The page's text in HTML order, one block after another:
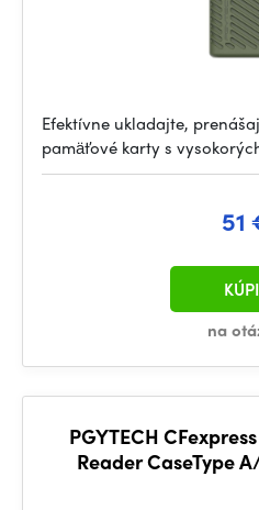
Efektívne ukladajte,
pamäťové karty s
51
na
PGYTECH
Reader CaseType